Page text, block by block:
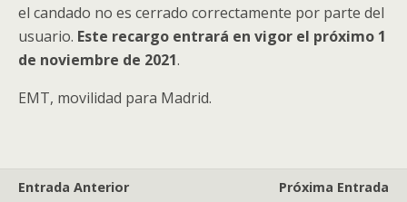
el candado no es cerrado correctamente por parte del
usuario. Este recargo entrará en vigor el próximo 1
de noviembre de 2021.
EMT, movilidad para Madrid.
Entrada Anterior
Próxima Entrada